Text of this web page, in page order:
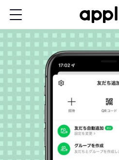
ン
コ
ン
テ
ン
に